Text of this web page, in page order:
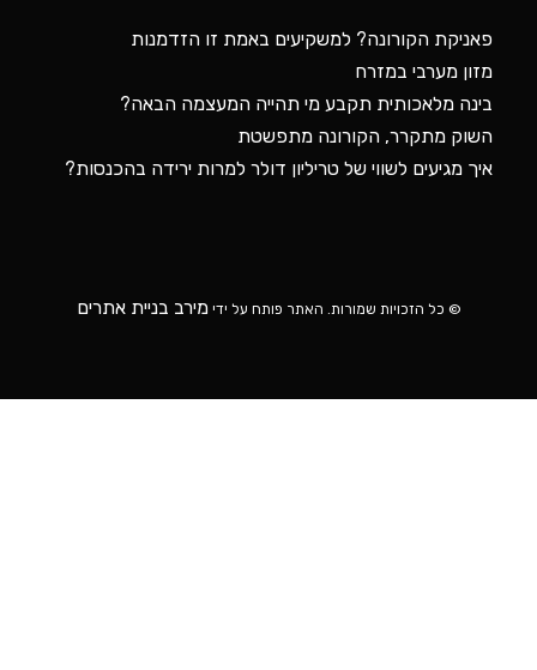
פאניקת הקורונה? למשקיעים באמת זו הזדמנות
מזון מערבי במזרח
בינה מלאכותית תקבע מי תהייה המעצמה הבאה?
השוק מתקרר, הקורונה מתפשטת
איך מגיעים לשווי של טריליון דולר למרות ירידה בהכנסות?
© כל הזכויות שמורות. האתר פותח על ידימירב בניית אתרים